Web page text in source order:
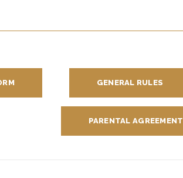
GENERAL RULES
PARENTAL AGREEMENT